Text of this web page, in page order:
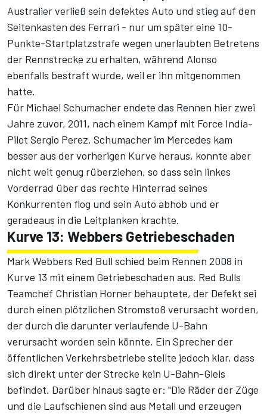
Australier verließ sein defektes Auto und stieg auf den
Seitenkasten des Ferrari - nur um später eine 10-
Punkte-Startplatzstrafe wegen unerlaubten Betretens
der Rennstrecke zu erhalten, während Alonso
ebenfalls bestraft wurde, weil er ihn mitgenommen
hatte.
Für Michael Schumacherendete das Rennen hier zwei
Jahre zuvor, 2011, nach einem Kampf mit Force India-
Pilot Sergio Perez. Schumacher im Mercedes kam
besser aus der vorherigen Kurve heraus, konnte aber
nicht weit genug rüberziehen, so dass sein linkes
Vorderrad über das rechte Hinterrad seines
Konkurrenten flog und sein Auto abhob und er
geradeaus in die Leitplanken krachte.
Kurve 13: Webbers Getriebeschaden
Mark Webbers Red Bull schied beim Rennen 2008 in
Kurve 13 mit einem Getriebeschaden aus. Red Bulls
Teamchef Christian Horner behauptete, der Defekt sei
durch einen plötzlichen Stromstoß verursacht worden,
der durch die darunter verlaufende U-Bahn
verursacht worden sein könnte. Ein Sprecher der
öffentlichen Verkehrsbetriebe stellte jedoch klar, dass
sich direkt unter der Strecke kein U-Bahn-Gleis
befindet. Darüber hinaus sagte er: "Die Räder der Züge
und die Laufschienen sind aus Metall und erzeugen